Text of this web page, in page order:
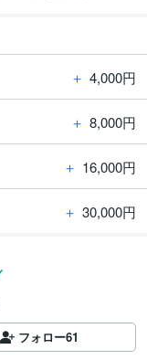
＋ 4,000円
＋ 8,000円
＋ 16,000円
＋ 30,000円
フォロー61